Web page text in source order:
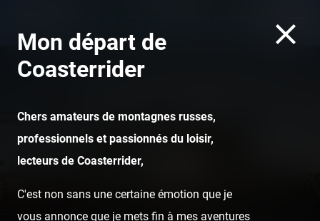
Luna Park Cannes — 1er
août 2020
Mon départ de
Coasterrider
Chers amateurs de montagnes russes,
professionnels et passionnés du loisir,
lecteurs de Coasterrider,
C'est non sans une certaine émotion que je
vous annonce que je mets fin à mes aventures